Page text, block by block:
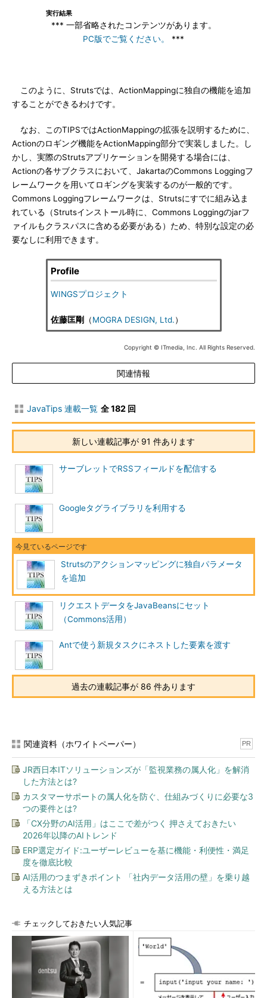
実行結果
*** 一部省略されたコンテンツがあります。
PC版でご覧ください。
***
このように、Strutsでは、ActionMappingに独自の機能を追加
することができるわけです。
なお、このTIPSではActionMappingの拡張を説明するために、
Actionのロギング機能をActionMapping部分で実装しました。し
かし、実際のStrutsアプリケーションを開発する場合には、
Actionの各サブクラスにおいて、JakartaのCommons Loggingフ
レームワークを用いてロギングを実装するのが一般的です。
Commons Loggingフレームワークは、Strutsにすでに組み込ま
れている（Strutsインストール時に、Commons Loggingのjarフ
ァイルもクラスパスに含める必要がある）ため、特別な設定の必
要なしに利用できます。
Profile
WINGSプロジェクト
佐藤匡剛 （MOGRA DESIGN, Ltd.）
Copyright © ITmedia, Inc. All Rights Reserved.
関連情報
JavaTips 連載一覧 全 182 回
新しい連載記事が 91 件あります
サーブレットでRSSフィールドを配信する
Googleタグライブラリを利用する
Strutsのアクションマッピングに独自パラメータ
を追加
リクエストデータをJavaBeansにセット
（Commons活用）
Antで使う新規タスクにネストした要素を渡す
過去の連載記事が 86 件あります
関連資料（ホワイトペーパー） PR
JR西日本ITソリューションズが「監視業務の属人化」を解消
した方法とは?
カスタマーサポートの属人化を防ぐ、仕組みづくりに必要な3
つの要件とは?
「CX分野のAI活用」はここで差がつく 押さえておきたい
2026年以降のAIトレンド
ERP選定ガイド:ユーザーレビューを基に機能・利便性・満足
度を徹底比較
AI活用のつまずきポイント 「社内データ活用の壁」を乗り越
える方法とは
チェックしておきたい人気記事